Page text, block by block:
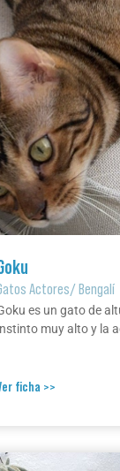
Actores/Bengalí
es un gato de
muy alto y la
ficha >>